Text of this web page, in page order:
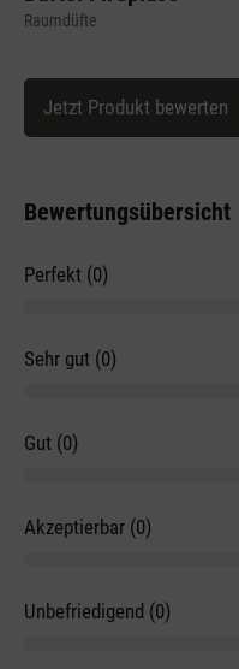
Raumdüfte
Jetzt Produkt bewerten
Bewertungsübersicht
Perfekt (0)
Sehr gut (0)
Gut (0)
Akzeptierbar (0)
Unbefriedigend (0)